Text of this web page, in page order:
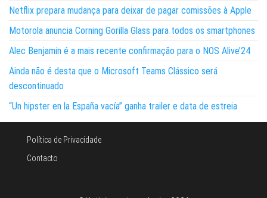
Netflix prepara mudança para deixar de pagar comissões à Apple
Motorola anuncia Corning Gorilla Glass para todos os smartphones
Alec Benjamin é a mais recente confirmação para o NOS Alive’24
Ainda não é desta que o Microsoft Teams Clássico será
descontinuado
“Un hipster en la España vacía” ganha trailer e data de estreia
Política de Privacidade
Contacto